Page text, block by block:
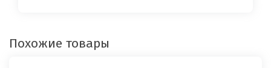
Похожие товары